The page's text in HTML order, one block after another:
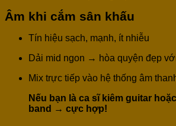
Âm khi cắm sân khấu
Tín hiệu sạch, mạnh, ít nhiễu
Dải mid ngon → hòa quyện đẹp
Mix trực tiếp vào hệ thống âm
Nếu bạn là ca sĩ kiêm guitar
band → cực hợp!